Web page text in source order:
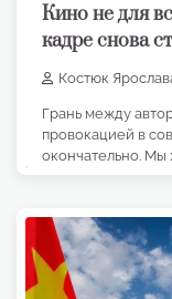
Кино не для
кадре снова
Костюк
Грань между
провокацией в
окончательно. Мы